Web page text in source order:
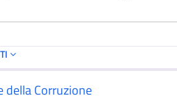
della Corruzione